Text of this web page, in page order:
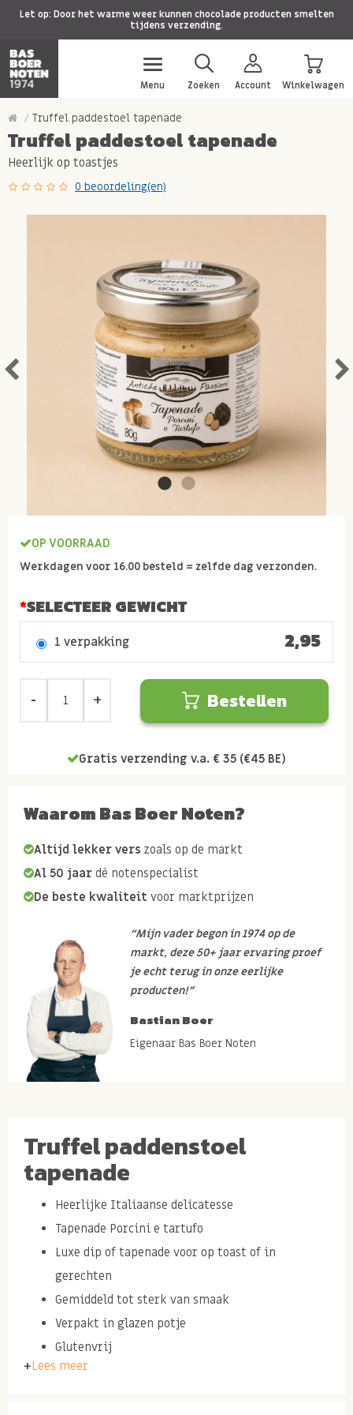
Let op: Door het warme weer kunnen chocolade producten smelten
tijdens verzending.
Menu Zoeken Account Winkelwagen
Truffel paddestoel tapenade
Truffel paddestoel tapenade
Heerlijk op toastjes
0 beoordeling(en)
OP VOORRAAD
Werkdagen voor 16.00 besteld = zelfde dag verzonden.
SELECTEER GEWICHT
1 verpakking 2,95
Bestellen
Gratis verzending v.a. € 35 (€45 BE)
Waarom Bas Boer Noten?
Altijd lekker vers zoals op de markt
Al 50 jaar dé notenspecialist
De beste kwaliteit voor marktprijzen
“Mijn vader begon in 1974 op de
markt, deze 50+ jaar ervaring proef
je echt terug in onze eerlijke
producten!”
Bastian Boer
Eigenaar Bas Boer Noten
Truffel paddenstoel
tapenade
Heerlijke Italiaanse delicatesse
Tapenade Porcini e tartufo
Luxe dip of tapenade voor op toast of in
gerechten
Gemiddeld tot sterk van smaak
Verpakt in glazen potje
Glutenvrij
Lees meer